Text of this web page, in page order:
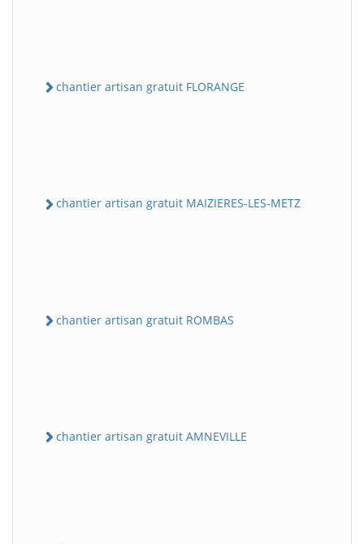
chantier artisan gratuit FLORANGE
chantier artisan gratuit MAIZIERES-LES-METZ
chantier artisan gratuit ROMBAS
chantier artisan gratuit AMNEVILLE